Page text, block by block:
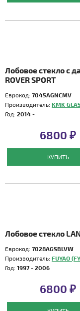
Лобовое стекло с
ROVER SPORT
Еврокод: 7045AGNCMV
Производитель: KMK
Год: 2014 -
6800 ₽
КУПИТЬ
Лобовое стекло
Еврокод: 7028AGSBLVW
Производитель: FUYAO
Год: 1997 - 2006
6800 ₽